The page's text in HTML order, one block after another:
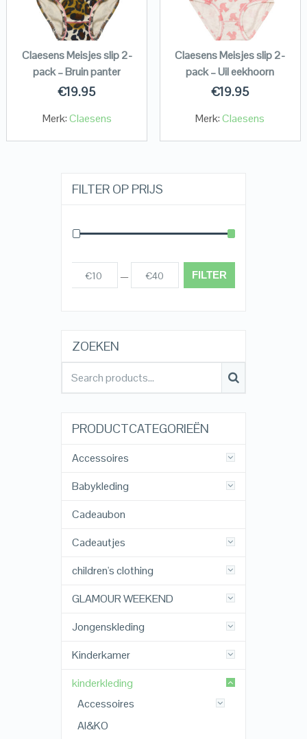
Claesens Meisjes slip 2-
pack – Bruin panter
€19.95
Merk:Claesens
Claesens Meisjes slip 2-
pack – Uil eekhoorn
€19.95
Merk:Claesens
FILTER OP PRIJS
FILTER
€10 — €40
ZOEKEN
PRODUCTCATEGORIEËN
Accessoires
Babykleding
Cadeaubon
Cadeautjes
children's clothing
GLAMOUR WEEKEND
Jongenskleding
Kinderkamer
kinderkleding
Accessoires
AI&KO